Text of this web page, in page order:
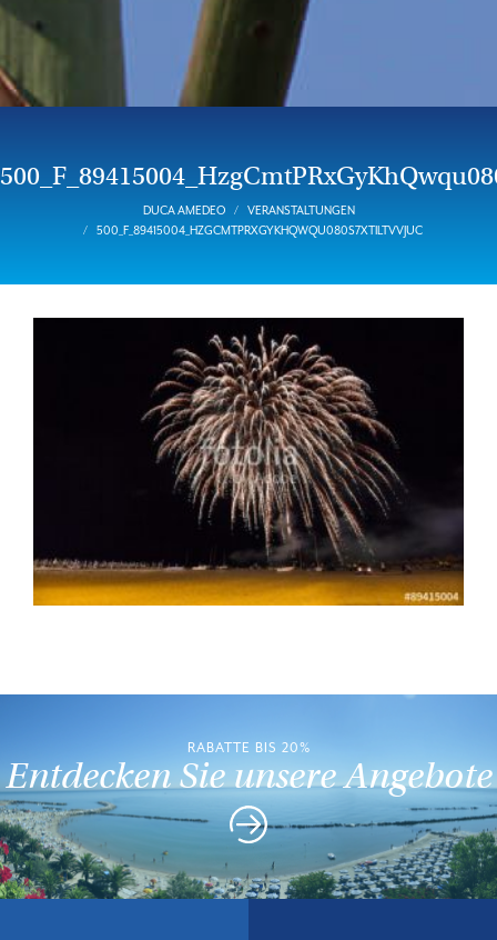
DUCA AMEDEO
VERANSTALTUNGEN
500_F_89415004_HZGCMTPRXGYKHQWQU080S7XTILTVVJUC
RABATTE BIS 20%
Entdecken Sie unsere Angebote